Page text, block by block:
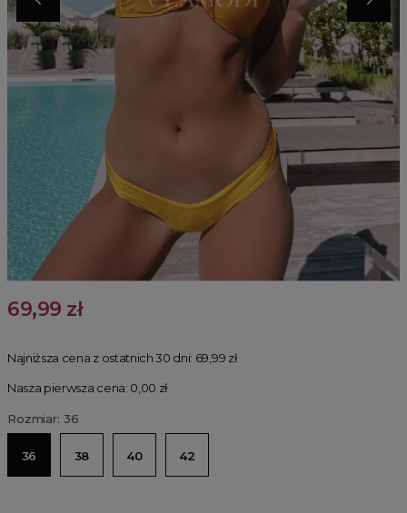
69,99 zł
Najniższa cena z ostatnich 30 dni: 69,99 zł
Nasza pierwsza cena: 0,00 zł
Rozmiar: 36
36 38 40 42